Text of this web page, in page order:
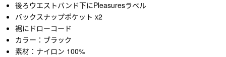
後ろウエストバンド下にPleasuresラベル
バックスナップポケット x2
裾にドローコード
カラー：ブラック
素材：ナイロン 100%